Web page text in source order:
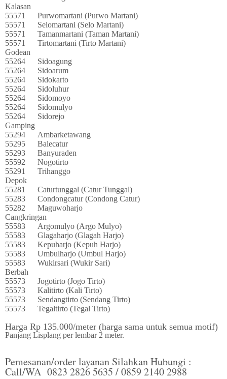
Kalasan
55571
Purwomartani (Purwo Martani)
55571
Selomartani (Selo Martani)
55571
Tamanmartani (Taman Martani)
55571
Tirtomartani (Tirto Martani)
Godean
55264
Sidoagung
55264
Sidoarum
55264
Sidokarto
55264
Sidoluhur
55264
Sidomoyo
55264
Sidomulyo
55264
Sidorejo
Gamping
55294
Ambarketawang
55295
Balecatur
55293
Banyuraden
55592
Nogotirto
55291
Trihanggo
Depok
55281
Caturtunggal (Catur Tunggal)
55283
Condongcatur (Condong Catur)
55282
Maguwoharjo
Cangkringan
55583
Argomulyo (Argo Mulyo)
55583
Glagaharjo (Glagah Harjo)
55583
Kepuharjo (Kepuh Harjo)
55583
Umbulharjo (Umbul Harjo)
55583
Wukirsari (Wukir Sari)
Berbah
55573
Jogotirto (Jogo Tirto)
55573
Kalitirto (Kali Tirto)
55573
Sendangtirto (Sendang Tirto)
55573
Tegaltirto (Tegal Tirto)
Harga Rp 135.000/meter (harga sama untuk semua motif)
Panjang Lisplang per lembar 2 meter.
Pemesanan/order layanan Silahkan Hubungi :
Call/WA 0823 2826 5635 / 0859 2140 2988